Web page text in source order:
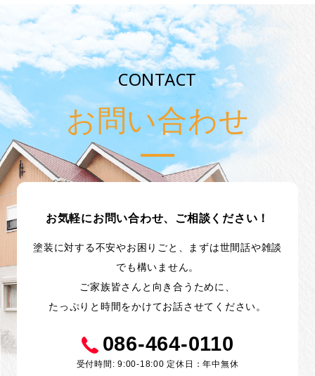
CONTACT
お問い合わせ
お気軽にお問い合わせ、ご相談ください！
塗装に対する不安やお困りごと、まずは世間話や雑談
でも構いません。
ご家族皆さんと向き合うために、
たっぷりと時間をかけてお話させてください。
086-464-0110
受付時間: 9:00-18:00 定休日：年中無休